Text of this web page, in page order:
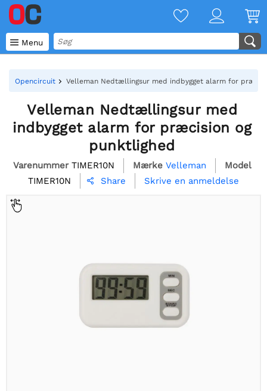
 Menu
Opencircuit Velleman Nedtællingsur med indbygget alarm for
Velleman Nedtællingsur med
indbygget alarm for præcision og
punktlighed
Varenummer TIMER10N Mærke Velleman
Model
TIMER10N
 Share Skrive en anmeldelse